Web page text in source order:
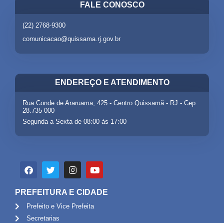
FALE CONOSCO
(22) 2768-9300
comunicacao@quissama.rj.gov.br
ENDEREÇO E ATENDIMENTO
Rua Conde de Araruama, 425 - Centro Quissamã - RJ - Cep:
28.735-000
Segunda a Sexta de 08:00 às 17:00
PREFEITURA E CIDADE
Prefeito e Vice Prefeita
Secretarias